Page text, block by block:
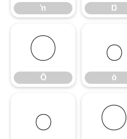
ŉ Ŋ
Ō
Ō
ō
ō
ŏ Ő